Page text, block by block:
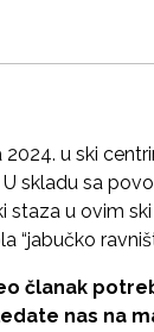
u ski
skladu sa
staza u ovim
“jabučko
članak
nas na